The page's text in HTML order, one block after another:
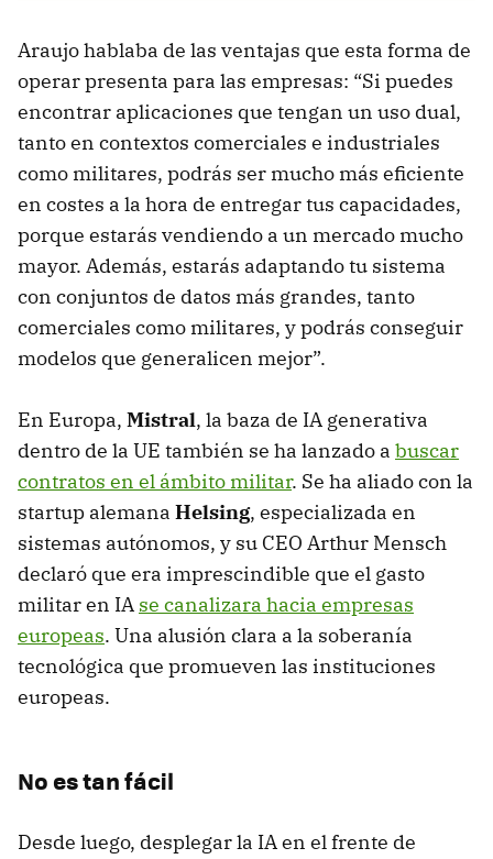
Araujo hablaba de las ventajas que esta forma de
operar presenta para las empresas: “Si puedes
encontrar aplicaciones que tengan un uso dual,
tanto en contextos comerciales e industriales
como militares, podrás ser mucho más eficiente
en costes a la hora de entregar tus capacidades,
porque estarás vendiendo a un mercado mucho
mayor. Además, estarás adaptando tu sistema
con conjuntos de datos más grandes, tanto
comerciales como militares, y podrás conseguir
modelos que generalicen mejor”.
En Europa, Mistral, la baza de IA generativa
dentro de la UE también se ha lanzado a buscar
contratos en el ámbito militar. Se ha aliado con la
startup alemana Helsing, especializada en
sistemas autónomos, y su CEO Arthur Mensch
declaró que era imprescindible que el gasto
militar en IA se canalizara hacia empresas
europeas. Una alusión clara a la soberanía
tecnológica que promueven las instituciones
europeas.
No es tan fácil
Desde luego, desplegar la IA en el frente de